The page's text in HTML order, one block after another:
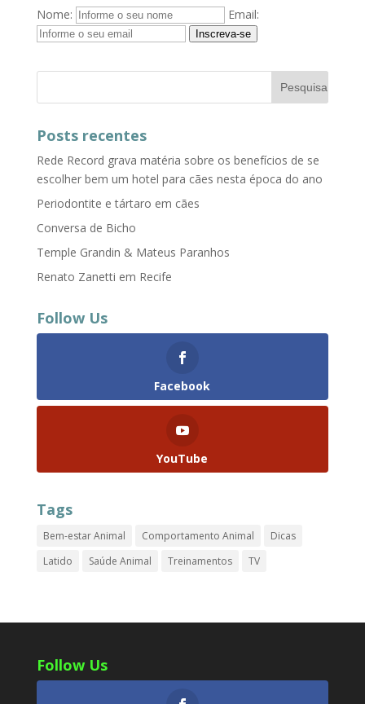
Nome: Email:
Inscreva-se
Posts recentes
Rede Record grava matéria sobre os benefícios de se
escolher bem um hotel para cães nesta época do ano
Periodontite e tártaro em cães
Conversa de Bicho
Temple Grandin & Mateus Paranhos
Renato Zanetti em Recife
Follow Us
Facebook
YouTube
Tags
Bem-estar Animal Comportamento Animal
Dicas
Latido
Saúde Animal Treinamentos TV
Follow Us